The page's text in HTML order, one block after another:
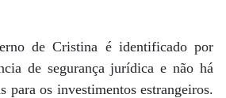
de Cristina é identificado por
de segurança jurídica e não há
para os investimentos estrangeiros.